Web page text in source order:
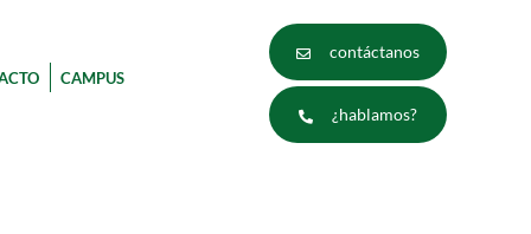
CAMPUS
contáctanos
¿hablamos?